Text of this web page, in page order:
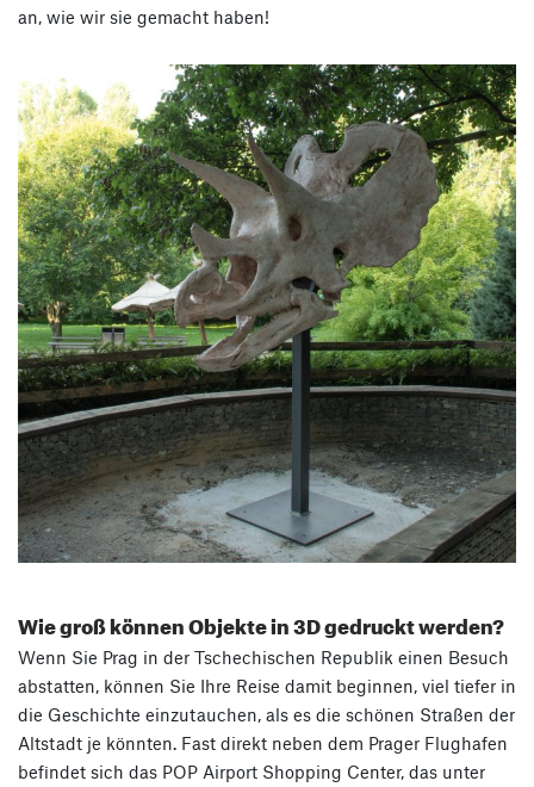
an, wie wir sie gemacht haben!
Wie groß können Objekte in 3D gedruckt werden?
Wenn Sie Prag in der Tschechischen Republik einen Besuch
abstatten, können Sie Ihre Reise damit beginnen, viel tiefer in
die Geschichte einzutauchen, als es die schönen Straßen der
Altstadt je könnten. Fast direkt neben dem Prager Flughafen
befindet sich das POP Airport Shopping Center, das unter